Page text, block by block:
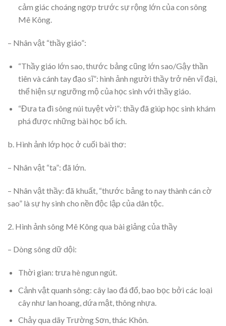
cảm giác choáng ngợp trước sự rộng lớn của con sông
Mê Kông.
– Nhân vật “thầy giáo”:
“Thầy giáo lớn sao, thước bảng cũng lớn sao/Gậy thần
tiên và cánh tay đạo sĩ”: hình ảnh người thầy trở nên vĩ đại,
thể hiện sự ngưỡng mộ của học sinh với thầy giáo.
“Đưa ta đi sông núi tuyệt vời”: thầy đã giúp học sinh khám
phá được những bài học bổ ích.
b. Hình ảnh lớp học ở cuối bài thơ:
– Nhân vật “ta”: đã lớn.
– Nhân vật thầy: đã khuất, “thước bảng to nay thành cán cờ
sao” là sự hy sinh cho nền độc lập của dân tộc.
2. Hình ảnh sông Mê Kông qua bài giảng của thầy
– Dòng sông dữ dội:
Thời gian: trưa hè ngun ngút.
Cảnh vật quanh sông: cây lao đá đổ, bao bọc bởi các loại
cây như lan hoang, dứa mật, thông nhựa.
Chảy qua dãy Trường Sơn, thác Khôn.